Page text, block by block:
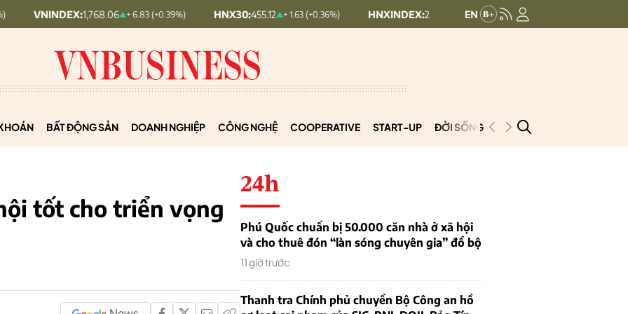
1,768.06 + 6.83 (+0.39%) HNX30:455.12 + 1.63 (+0.36%) HNXINDEX: 293.44 + 0.25 (+0.09%) UPCOMINDEX:
BẤT ĐỘNG SẢN DOANH NGHIỆP CÔNG NGHỆ COOPERATIVE START-UP ĐỜI SỐNG PODCAST
tốt cho triển vọng
24h
Phú Quốc chuẩn bị 50.000 căn nhà ở xã hội
và cho thuê đón “làn sóng chuyên gia” đổ bộ
11 giờ trước
Thanh tra Chính phủ chuyển Bộ Công an hồ